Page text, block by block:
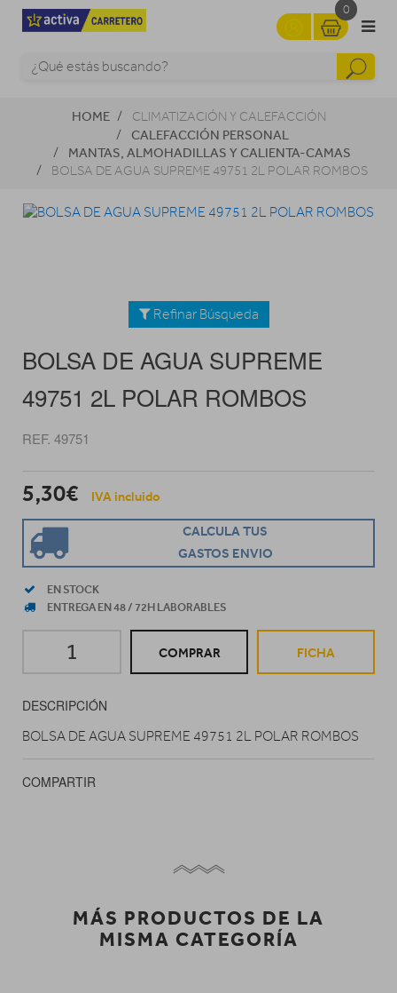
0
HOME CLIMATIZACIÓN Y CALEFACCIÓN
CALEFACCIÓN PERSONAL
MANTAS, ALMOHADILLAS Y CALIENTA-CAMAS
BOLSA DE AGUA SUPREME 49751 2L POLAR ROMBOS
Refinar Búsqueda
BOLSA DE AGUA SUPREME
49751 2L POLAR ROMBOS
REF. 49751
5,30€ IVA incluido
CALCULA TUS
GASTOS ENVIO
EN STOCK
ENTREGA EN 48 / 72H LABORABLES
COMPRAR FICHA
DESCRIPCIÓN
BOLSA DE AGUA SUPREME 49751 2L POLAR ROMBOS
COMPARTIR
MÁS PRODUCTOS DE LA
MISMA CATEGORÍA